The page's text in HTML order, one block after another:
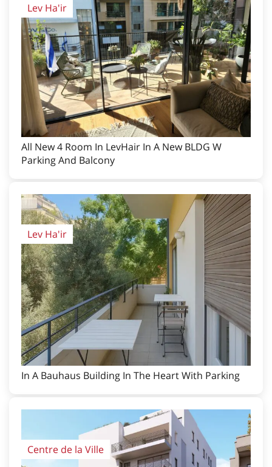
Lev Ha'ir
All New 4 Room In LevHair In A New BLDG W
Parking And Balcony
Lev Ha'ir
In A Bauhaus Building In The Heart With Parking
Centre de la Ville